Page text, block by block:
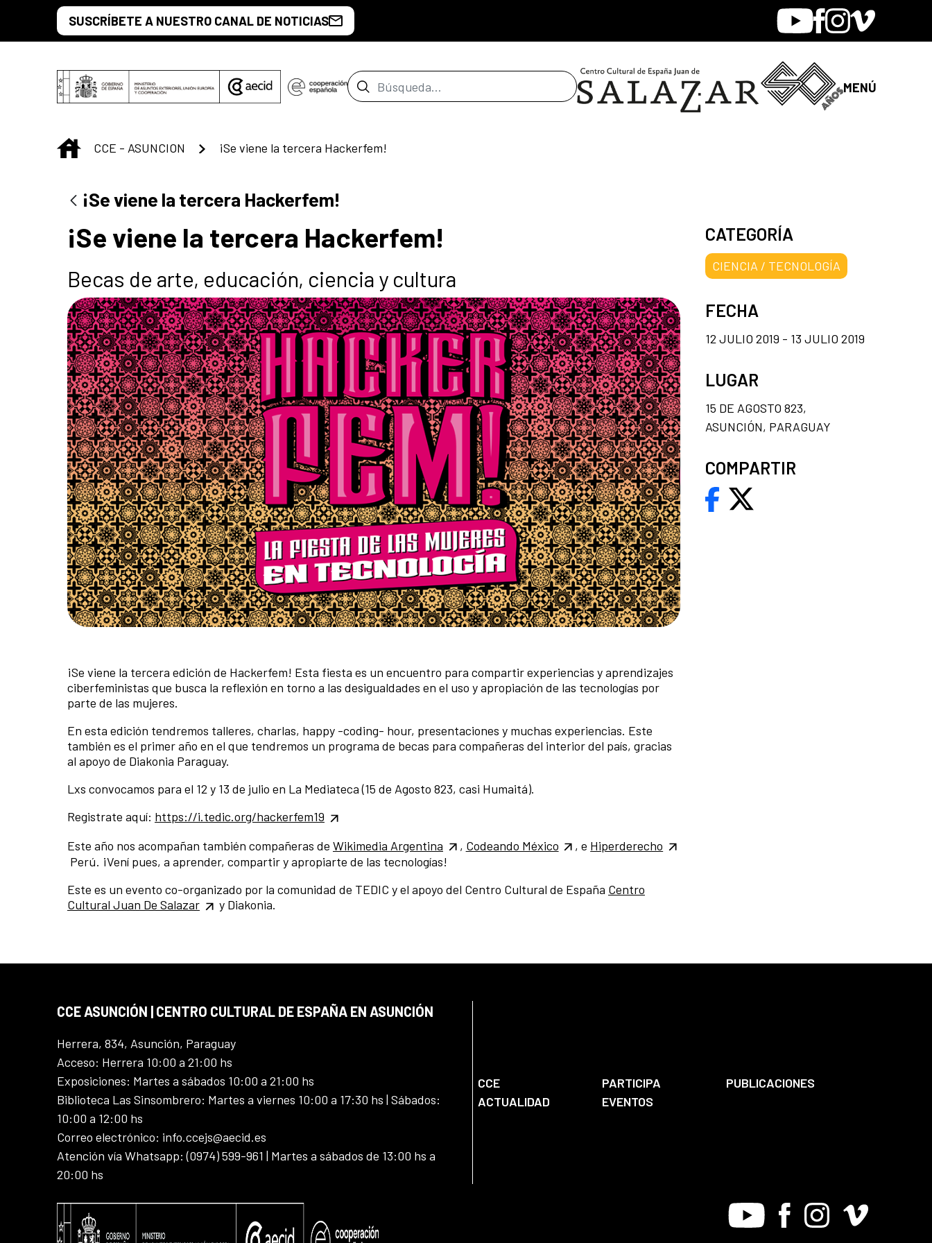
Saltar al contenido principal
SUSCRÍBETE A NUESTRO CANAL DE NOTICIAS YoutubeFacebook
Instagram
Vimeo
Barra de búsqueda MENÚ
INICIO
CCE - ASUNCION ¡Se viene la tercera Hackerfem!
¡Se viene la tercera Hackerfem!
¡Se viene la tercera Hackerfem!
Becas de arte, educación, ciencia y cultura
¡Se viene la tercera edición de Hackerfem! Esta fiesta es un encuentro para compartir experiencias y aprendizajes
ciberfeministas que busca la reflexión en torno a las desigualdades en el uso y apropiación de las tecnologías por
parte de las mujeres.
En esta edición tendremos talleres, charlas, happy -coding- hour, presentaciones y muchas experiencias. Este
también es el primer año en el que tendremos un programa de becas para compañeras del interior del país, gracias
al apoyo de Diakonia Paraguay.
Lxs convocamos para el 12 y 13 de julio en La Mediateca (15 de Agosto 823, casi Humaitá).
Registrate aquí: https://i.tedic.org/hackerfem19
Este año nos acompañan también compañeras de Wikimedia Argentina , Codeando México , e Hiperderecho
Perú. ¡Vení pues, a aprender, compartir y apropiarte de las tecnologías!
Este es un evento co-organizado por la comunidad de TEDIC y el apoyo del Centro Cultural de España Centro
Cultural Juan De Salazar
y Diakonia.
CATEGORÍA
CIENCIA / TECNOLOGÍA
FECHA
12 JULIO 2019 - 13 JULIO 2019
LUGAR
15 DE AGOSTO 823,
ASUNCIÓN, PARAGUAY
COMPARTIR
CCE ASUNCIÓN | CENTRO CULTURAL DE ESPAÑA EN ASUNCIÓN
Herrera, 834, Asunción, Paraguay
Acceso: Herrera 10:00 a 21:00 hs
Exposiciones: Martes a sábados 10:00 a 21:00 hs
Biblioteca Las Sinsombrero: Martes a viernes 10:00 a 17:30 hs | Sábados:
10:00 a 12:00 hs
Correo electrónico: info.ccejs@aecid.es
Atención vía Whatsapp: (0974) 599-961 | Martes a sábados de 13:00 hs a
20:00 hs
CCE PARTICIPA
PUBLICACIONES
ACTUALIDAD
EVENTOS
Youtube FacebookInstagram
Vimeo